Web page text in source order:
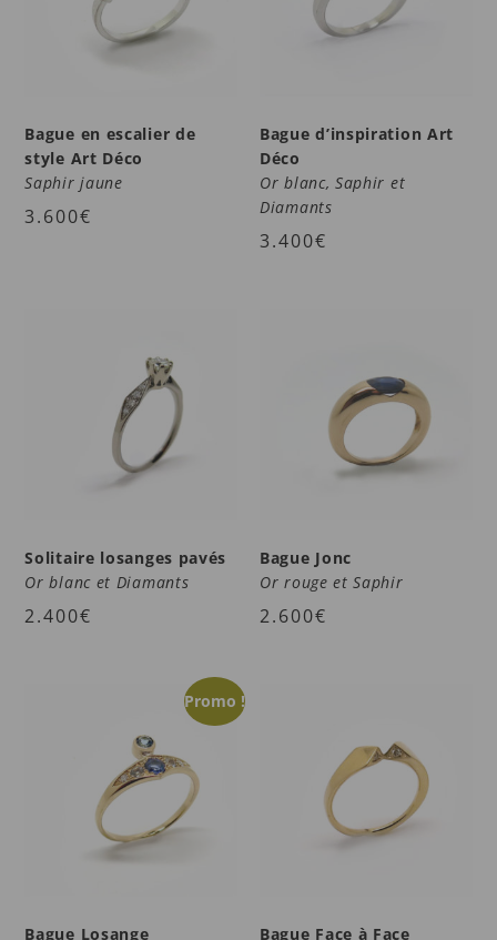
Bague en escalier de
style Art Déco
Saphir jaune
3.600€
Bague d’inspiration Art
Déco
Or blanc, Saphir et
Diamants
3.400€
Solitaire losanges pavés
Or blanc et Diamants
2.400€
Bague Jonc
Or rouge et Saphir
2.600€
Promo !
Bague Losange
Bague Face à Face